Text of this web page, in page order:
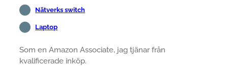
Nätverks switch
Laptop
Som en Amazon Associate, jag tjänar från
kvalificerade inköp.